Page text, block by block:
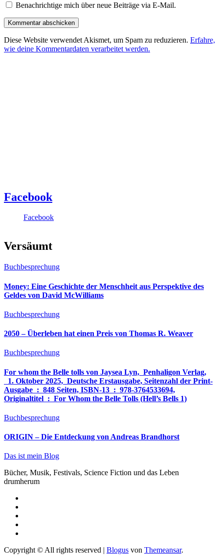
Benachrichtige mich über neue Beiträge via E-Mail.
Diese Website verwendet Akismet, um Spam zu reduzieren. Erfahre,
wie deine Kommentardaten verarbeitet werden.
Facebook
Facebook
Versäumt
Buchbesprechung
Money: Eine Geschichte der Menschheit aus Perspektive des
Geldes von David McWilliams
Buchbesprechung
2050 – Überleben hat einen Preis von Thomas R. Weaver
Buchbesprechung
For whom the Belle tolls von Jaysea Lyn, ‎ Penhaligon Verlag,
‎ 1. Oktober 2025, ‎ Deutsche Erstausgabe, Seitenzahl der Print-
Ausgabe ‏ : ‎ 848 Seiten, ISBN-13 ‏ : ‎ 978-3764533694,
Originaltitel ‏ : ‎ For Whom the Belle Tolls (Hell’s Bells 1)
Buchbesprechung
ORIGIN – Die Entdeckung von Andreas Brandhorst
Das ist mein Blog
Bücher, Musik, Festivals, Science Fiction und das Leben
drumherum
Copyright © All rights reserved | Blogus von Themeansar.